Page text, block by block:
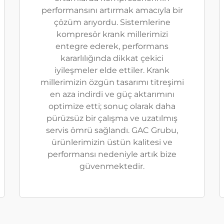
performansını artırmak amacıyla bir
çözüm arıyordu. Sistemlerine
kompresör krank millerimizi
entegre ederek, performans
kararlılığında dikkat çekici
iyileşmeler elde ettiler. Krank
millerimizin özgün tasarımı titreşimi
en aza indirdi ve güç aktarımını
optimize etti; sonuç olarak daha
pürüzsüz bir çalışma ve uzatılmış
servis ömrü sağlandı. GAC Grubu,
ürünlerimizin üstün kalitesi ve
performansı nedeniyle artık bize
güvenmektedir.